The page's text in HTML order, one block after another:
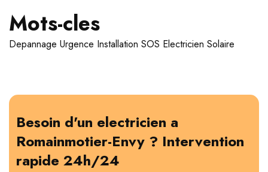
Mots-cles
Depannage Urgence Installation SOS Electricien Solaire
Besoin d'un electricien a
Romainmotier-Envy ? Intervention
rapide 24h/24